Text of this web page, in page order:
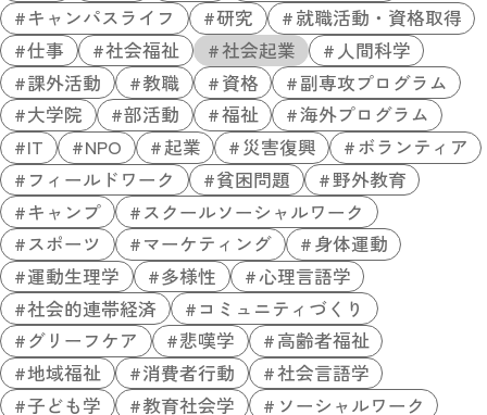
キャンパスライフ
研究
就職活動・資格取得
仕事
社会福祉 社会起業
人間科学
課外活動
教職 資格
副専攻プログラム
大学院
部活動 福祉
海外プログラム
IT
NPO 起業 災害復興
ボランティア
フィールドワーク
貧困問題
野外教育
キャンプ
スクールソーシャルワーク
スポーツ
マーケティング
身体運動
運動生理学
多様性
心理言語学
社会的連帯経済
コミュニティづくり
グリーフケア
悲嘆学
高齢者福祉
地域福祉
消費者行動
社会言語学
子ども学
教育社会学
ソーシャルワーク